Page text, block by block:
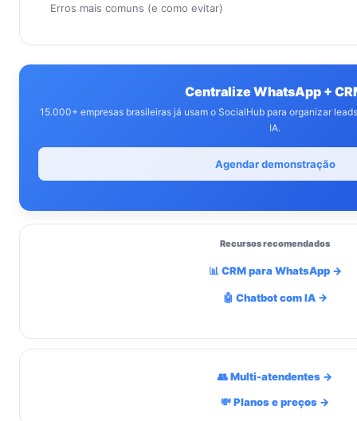
Erros mais comuns (e como evitar)
Centralize WhatsApp +
15.000+ empresas brasileiras já usam o SocialHub para organizar
IA.
Agendar demonstração
Recursos recomendados
📊 CRM para WhatsApp →
🤖 Chatbot com IA →
👥 Multi-atendentes →
💸 Planos e preços →